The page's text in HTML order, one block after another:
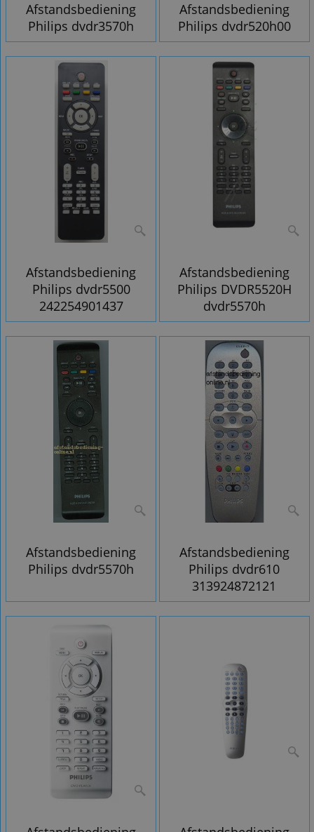
Afstandsbediening
Philips dvdr3570h
Afstandsbediening
Philips dvdr520h00
Afstandsbediening
Philips dvdr5500
242254901437
Afstandsbediening
Philips DVDR5520H
dvdr5570h
Afstandsbediening
Philips dvdr5570h
Afstandsbediening
Philips dvdr610
313924872121